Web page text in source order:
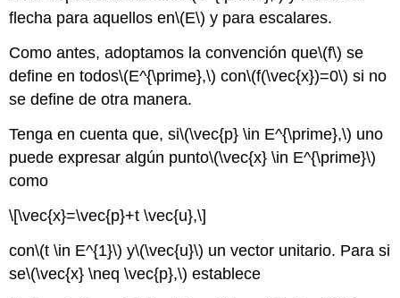
flecha para aquellos en\(E\) y para escalares.
Como antes, adoptamos la convención que\(f\) se
define en todos\(E^{\prime},\) con\(f(\vec{x})=0\) si no
se define de otra manera.
Tenga en cuenta que, si\(\vec{p} \in E^{\prime},\) uno
puede expresar algún punto\(\vec{x} \in E^{\prime}\)
como
\[\vec{x}=\vec{p}+t \vec{u},\]
con\(t \in E^{1}\) y\(\vec{u}\) un vector unitario. Para si
se\(\vec{x} \neq \vec{p},\) establece